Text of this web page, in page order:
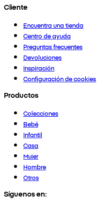
Cliente
Encuentra una tienda
Centro de ayuda
Preguntas frecuentes
Devoluciones
Inspiración
Configuración de cookies
Productos
Colecciones
Bebé
Infantil
Casa
Mujer
Hombre
Otros
Síguenos en: